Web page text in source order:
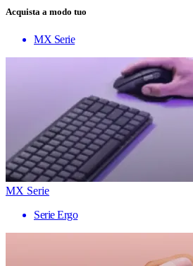
Acquista a modo tuo
MX Serie
MX Serie
Serie Ergo